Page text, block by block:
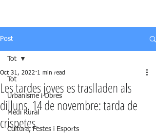
Post
Tot
Urbanisme i Obres
Medi Rural
Cultura, Festes i Esports
Tot
Les tardes joves es traslladen als
dilluns. 14 de novembre: tarda de
crispetes.
Oct 31, 2022 1 min read